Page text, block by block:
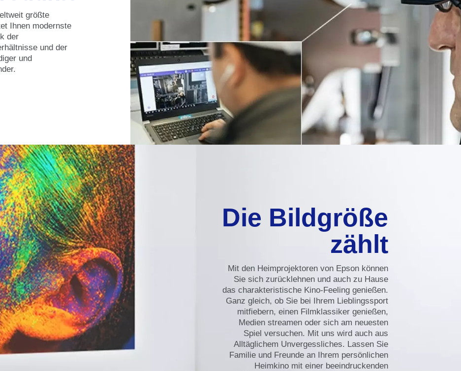
größte
Ihnen modernste
der
und der
und
Die Bildgröße
zählt
Mit den Heimprojektoren von Epson können
Sie sich zurücklehnen und auch zu Hause
das charakteristische Kino-Feeling genießen.
Ganz gleich, ob Sie bei Ihrem Lieblingssport
mitfiebern, einen Filmklassiker genießen,
Medien streamen oder sich am neuesten
Spiel versuchen. Mit uns wird auch aus
Alltäglichem Unvergessliches. Lassen Sie
Familie und Freunde an Ihrem persönlichen
Heimkino mit einer beeindruckenden